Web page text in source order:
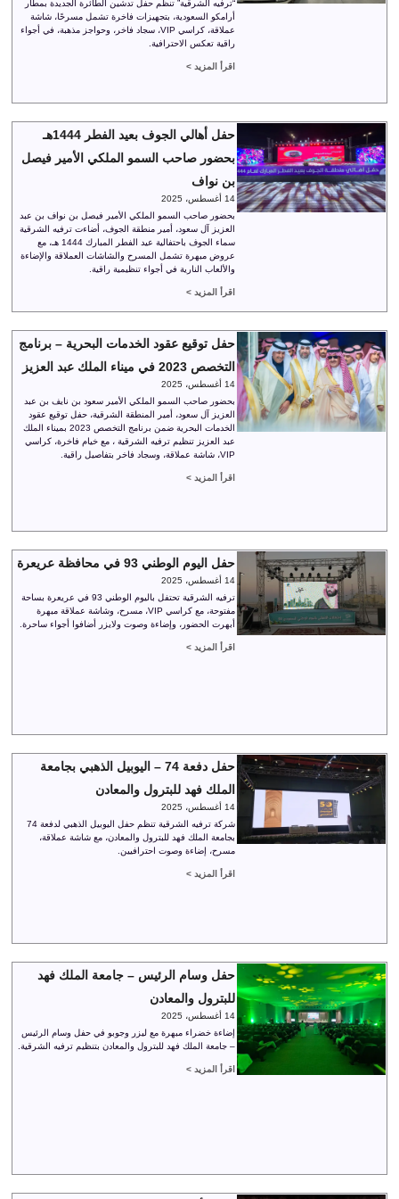
“ترفيه الشرقية” تنظم حفل تدشين الطائرة الجديدة بمطار
أرامكو السعودية، بتجهيزات فاخرة تشمل مسرحًا، شاشة
عملاقة، كراسي VIP، سجاد فاخر، وحواجز مذهبة، في أجواء
راقية تعكس الاحترافية.
اقرأ المزيد >
حفل أهالي الجوف بعيد الفطر 1444هـ
بحضور صاحب السمو الملكي الأمير فيصل
بن نواف
14 أغسطس، 2025
بحضور صاحب السمو الملكي الأمير فيصل بن نواف بن عبد
العزيز آل سعود، أمير منطقة الجوف، أضاءت ترفيه الشرقية
سماء الجوف باحتفالية عيد الفطر المبارك 1444 هـ، مع
عروض مبهرة تشمل المسرح والشاشات العملاقة والإضاءة
والألعاب النارية في أجواء تنظيمية راقية.
اقرأ المزيد >
حفل توقيع عقود الخدمات البحرية – برنامج
التخصص 2023 في ميناء الملك عبد العزيز
14 أغسطس، 2025
بحضور صاحب السمو الملكي الأمير سعود بن نايف بن عبد
العزيز آل سعود، أمير المنطقة الشرقية، حفل توقيع عقود
الخدمات البحرية ضمن برنامج التخصص 2023 بميناء الملك
عبد العزيز تنظيم ترفيه الشرقية ، مع خيام فاخرة، كراسي
VIP، شاشة عملاقة، وسجاد فاخر بتفاصيل راقية.
اقرأ المزيد >
حفل اليوم الوطني 93 في محافظة عريعرة
14 أغسطس، 2025
ترفيه الشرقية تحتفل باليوم الوطني 93 في عريعرة بساحة
مفتوحة، مع كراسي VIP، مسرح، وشاشة عملاقة مبهرة
أبهرت الحضور، وإضاءة وصوت ولايزر أضافوا أجواء ساحرة.
اقرأ المزيد >
حفل دفعة 74 – اليوبيل الذهبي بجامعة
الملك فهد للبترول والمعادن
14 أغسطس، 2025
شركة ترفيه الشرقية تنظم حفل اليوبيل الذهبي لدفعة 74
بجامعة الملك فهد للبترول والمعادن، مع شاشة عملاقة،
مسرح، إضاءة وصوت احترافيين.
اقرأ المزيد >
حفل وسام الرئيس – جامعة الملك فهد
للبترول والمعادن
14 أغسطس، 2025
إضاءة خضراء مبهرة مع ليزر وجوبو في حفل وسام الرئيس
– جامعة الملك فهد للبترول والمعادن بتنظيم ترفيه الشرقية.
اقرأ المزيد >